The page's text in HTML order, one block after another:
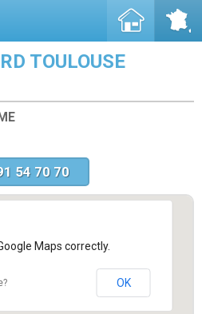
TOULOUSE
54 70 70
Maps correctly.
OK